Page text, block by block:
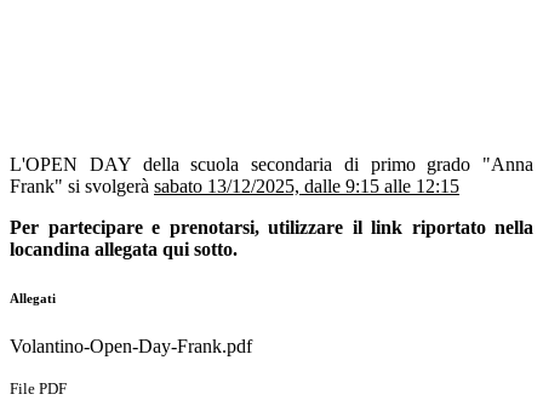
L'OPEN DAY della scuola secondaria di primo grado "Anna
Frank" si svolgerà sabato 13/12/2025, dalle 9:15 alle 12:15
Per partecipare e prenotarsi, utilizzare il link riportato nella
locandina allegata qui sotto.
Allegati
Volantino-Open-Day-Frank.pdf
File PDF